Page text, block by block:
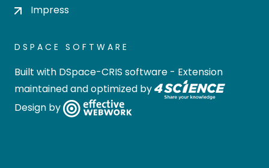
Impress
DSPACE SOFTWARE
Built with DSpace-CRIS software - Extension
maintained and optimized by
Design by